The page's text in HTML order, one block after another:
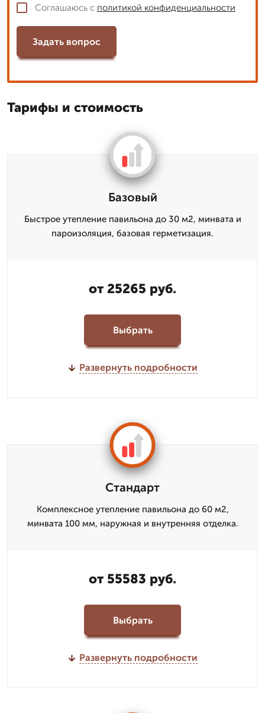
Соглашаюсь с политикой конфиденциальности
Задать вопрос
Тарифы и стоимость
Базовый
Быстрое утепление павильона до 30 м2, минвата и
пароизоляция, базовая герметизация.
от 25265 руб.
Выбрать
Развернуть подробности
Стандарт
Комплексное утепление павильона до 60 м2,
минвата 100 мм, наружная и внутренняя отделка.
от 55583 руб.
Выбрать
Развернуть подробности